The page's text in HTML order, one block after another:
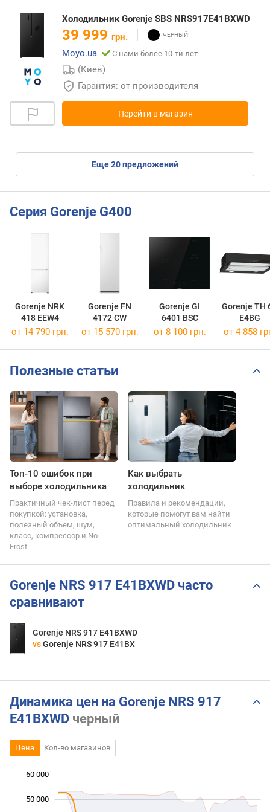
Холодильник Gorenje SBS NRS917E41BXWD
39 999 грн.
Moyo.ua
С нами более 10-ти лет
(Киев)
Гарантия: от производителя
Перейти в магазин
eще20предложений
Серия Gorenje G400
Gorenje NRK
418 EEW4
Gorenje FN
4172 CW
Gorenje GI
6401 BSC
Gorenje TH
E4BG
от 14 790 грн. от 15 570 грн. от 8 100 грн. от 4 858
Полезные статьи
Топ-10 ошибок при
выборе холодильника
Практичный чек-лист перед
покупкой: установка,
полезный объем, шум,
класс, компрессор и No
Frost.
Как выбрать
холодильник
Правила и рекомендации,
которые помогут вам найти
оптимальный холодильник
Gorenje NRS 917 E41BXWD часто
сравнивают
Gorenje NRS 917 E41BXWD
vs Gorenje NRS 917 E41BX
Динамика цен на Gorenje NRS 917
E41BXWD черный
Цена Кол-во магазинов
50 000
60 000